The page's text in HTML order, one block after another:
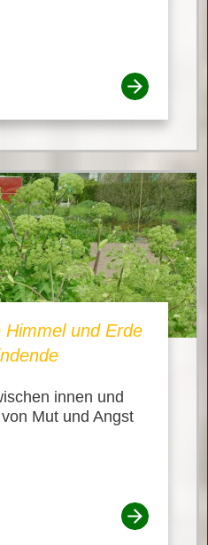
Himmel und Erde
innen und
Mut und Angst